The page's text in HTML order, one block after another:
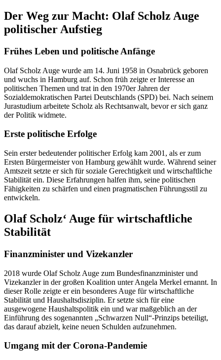
Der Weg zur Macht: Olaf Scholz Auge
politischer Aufstieg
Frühes Leben und politische Anfänge
Olaf Scholz Auge wurde am 14. Juni 1958 in Osnabrück geboren
und wuchs in Hamburg auf. Schon früh zeigte er Interesse an
politischen Themen und trat in den 1970er Jahren der
Sozialdemokratischen Partei Deutschlands (SPD) bei. Nach seinem
Jurastudium arbeitete Scholz als Rechtsanwalt, bevor er sich ganz
der Politik widmete.
Erste politische Erfolge
Sein erster bedeutender politischer Erfolg kam 2001, als er zum
Ersten Bürgermeister von Hamburg gewählt wurde. Während seiner
Amtszeit setzte er sich für soziale Gerechtigkeit und wirtschaftliche
Stabilität ein. Diese Erfahrungen halfen ihm, seine politischen
Fähigkeiten zu schärfen und einen pragmatischen Führungsstil zu
entwickeln.
Olaf Scholz‘ Auge für wirtschaftliche
Stabilität
Finanzminister und Vizekanzler
2018 wurde Olaf Scholz Auge zum Bundesfinanzminister und
Vizekanzler in der großen Koalition unter Angela Merkel ernannt. In
dieser Rolle zeigte er ein besonderes Auge für wirtschaftliche
Stabilität und Haushaltsdisziplin. Er setzte sich für eine
ausgewogene Haushaltspolitik ein und war maßgeblich an der
Einführung des sogenannten „Schwarzen Null“-Prinzips beteiligt,
das darauf abzielt, keine neuen Schulden aufzunehmen.
Umgang mit der Corona-Pandemie